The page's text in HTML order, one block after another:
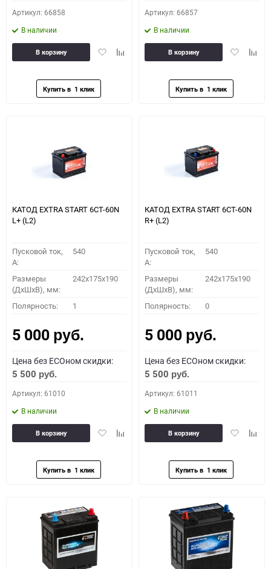
Артикул: 66858
В наличии
ДобавитьДобавить
В корзину
Артикул: 66857
В наличии
Добавить
В корзину
КАТОД EXTRA START 6СТ-60N
L+ (L2)
Пусковой ток,
A:
540
Размеры
(ДхШхВ), мм:
242x175x190
Полярность: 1
5 000 руб.
Цена без ECOном скидки:
5 500 руб.
Артикул: 61010
В наличии
ДобавитьДобавить
В корзину
КАТОД EXTRA START 6СТ-60N
R+ (L2)
Пусковой ток,
A:
540
Размеры
(ДхШхВ), мм:
242x175x190
Полярность: 0
5 000 руб.
Цена без ECOном скидки:
5 500 руб.
Артикул: 61011
В наличии
Добавить
В корзину